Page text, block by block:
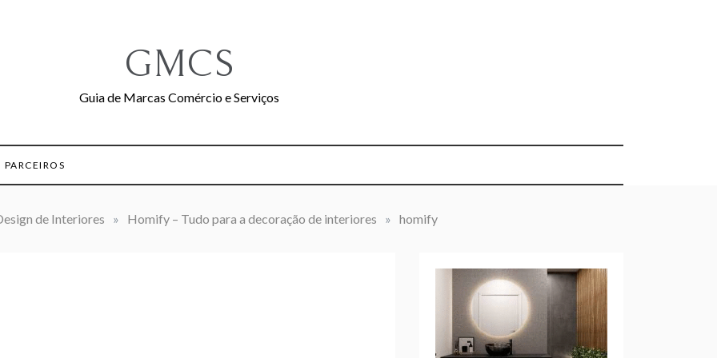
GMCS
Guia de Marcas Comércio e Serviços
PARCEIROS
de Interiores » Homify – Tudo para a decoração de interiores » homify